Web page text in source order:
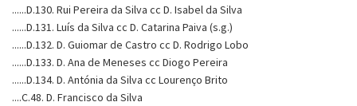
......D.130. Rui Pereira da Silva cc D. Isabel da Silva
......D.131. Luís da Silva cc D. Catarina Paiva (s.g.)
......D.132. D. Guiomar de Castro cc D. Rodrigo Lobo
......D.133. D. Ana de Meneses cc Diogo Pereira
......D.134. D. Antónia da Silva cc Lourenço Brito
....C.48. D. Francisco da Silva